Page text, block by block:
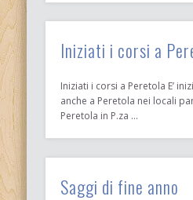
Iniziati i corsi a
Iniziati i corsi a Peretola E’
anche a Peretola nei locali
Peretola in P.za …
Saggi di fine anno